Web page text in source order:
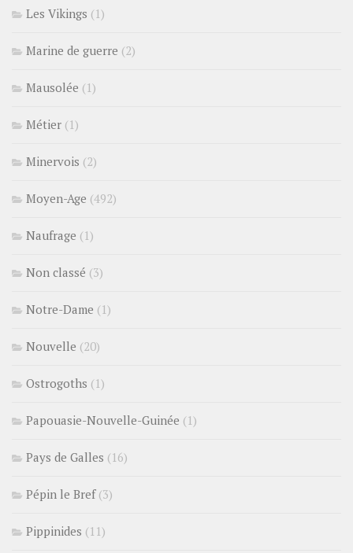
Les Vikings (1)
Marine de guerre (2)
Mausolée (1)
Métier (1)
Minervois (2)
Moyen-Age (492)
Naufrage (1)
Non classé (3)
Notre-Dame (1)
Nouvelle (20)
Ostrogoths (1)
Papouasie-Nouvelle-Guinée (1)
Pays de Galles (16)
Pépin le Bref(3)
Pippinides (11)